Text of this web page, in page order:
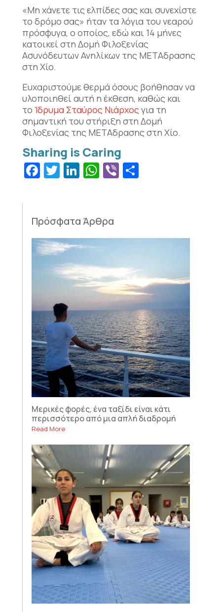
«Μη χάνετε τις ελπίδες σας και συνεχίστε
το δρόμο σας» ήταν τα λόγια του νεαρού
πρόσφυγα, ο οποίος, εδώ και 14 μήνες
κατοικεί στη Δομή Φιλοξενίας
Ασυνόδευτων Ανηλίκων της ΜΕΤΑδρασης
στη Χίο.
Ευχαριστούμε θερμά όσους βοήθησαν να
υλοποιηθεί αυτή η έκθεση, καθώς και
το Ίδρυμα Σταύρος Νιάρχοςγια τη
σημαντική του στήριξη στη Δομή
Φιλοξενίας της ΜΕΤΑδρασης στη Χίο.
Facebook
Twitter
LinkedIn
WhatsApp
Viber
Πρόσφατα Άρθρα
Μερικές φορές, ένα ταξίδι είναι κάτι
περισσότερο από μια απλή διαδρομή
Read More